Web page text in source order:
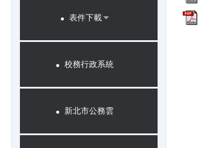
表件下載
校務行政系統
新北市公務雲